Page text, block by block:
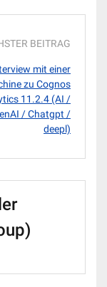
BEITRAG
mit einer
zu Cognos
11.2.4 (AI /
/ Chatgpt /
deepl)